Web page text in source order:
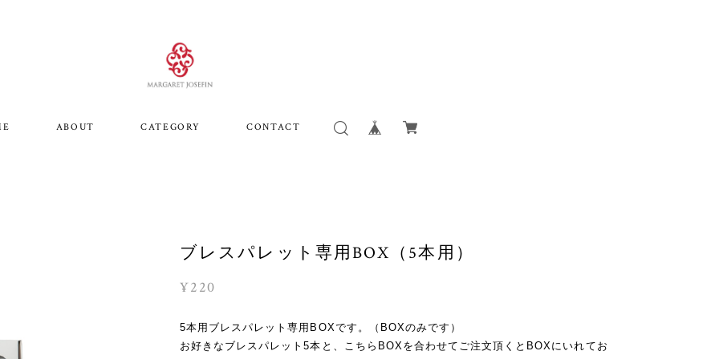
ABOUT CATEGORY CONTACT
ブレスパレット専用BOX（5本用）
¥220
5本用ブレスパレット専用BOXです。（BOXのみです）
お好きなブレスパレット5本と、こちらBOXを合わせてご注文頂くとBOXにいれてお